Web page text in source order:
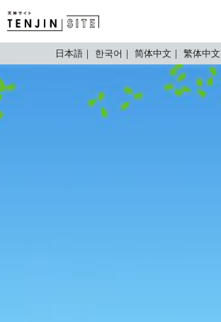
TENJIN SITE
日本語 한국어 简体中文 繁体中文